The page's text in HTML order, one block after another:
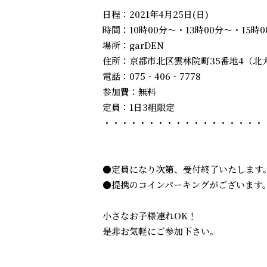
日程：2021年4月25日(日)
時間：10時00分～・13時00分～・15時
場所：garDEN
住所：京都市北区雲林院町35番地4（北
電話：075‐406‐7778
参加費：無料
定員：1日3組限定
・・・・・・・・・・・・・・・・・・
●定員になり次第、受付終了いたします。
●提携のコインパーキングがございます。
小さなお子様連れOK！
是非お気軽にご参加下さい。